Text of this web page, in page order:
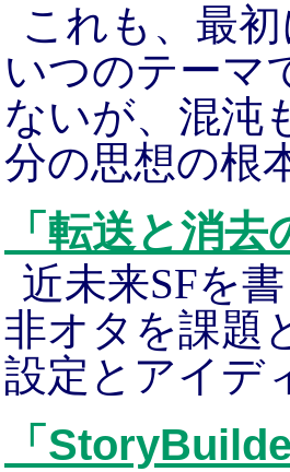
これも、最
いつのテーマ
ないが、混沌
分の思想の根
「転送と消
近未来SFを
非オタを課題
設定とアイデ
「